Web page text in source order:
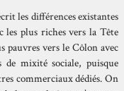
les différences existantes
les plus riches vers la Tête
pauvres vers le Côlon avec
de mixité sociale, puisque
commerciaux dédiés. On